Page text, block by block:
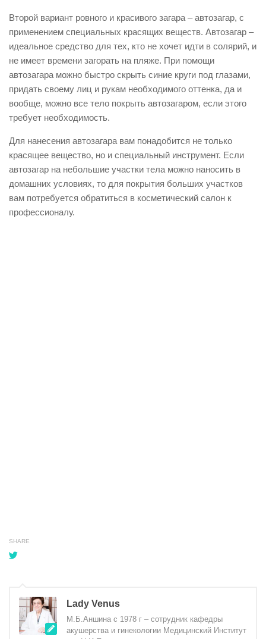
Второй вариант ровного и красивого загара – автозагар, с
применением специальных красящих веществ. Автозагар –
идеальное средство для тех, кто не хочет идти в солярий, и
не имеет времени загорать на пляже. При помощи
автозагара можно быстро скрыть синие круги под глазами,
придать своему лиц и рукам необходимого оттенка, да и
вообще, можно все тело покрыть автозагаром, если этого
требует необходимость.
Для нанесения автозагара вам понадобится не только
красящее вещество, но и специальный инструмент. Если
автозагар на небольшие участки тела можно наносить в
домашних условиях, то для покрытия больших участков
вам потребуется обратиться в косметический салон к
профессионалу.
SHARE
Lady Venus
М.Б.Аншина с 1978 г – сотрудник кафедры
акушерства и гинекологии Медицинский Институт